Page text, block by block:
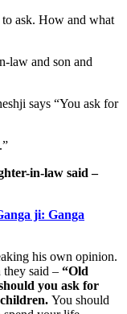
ask. How and what
law and son and
says “You ask for
in-law said –
ji: Ganga
his own opinion.
they said – “Old
you ask for
You should